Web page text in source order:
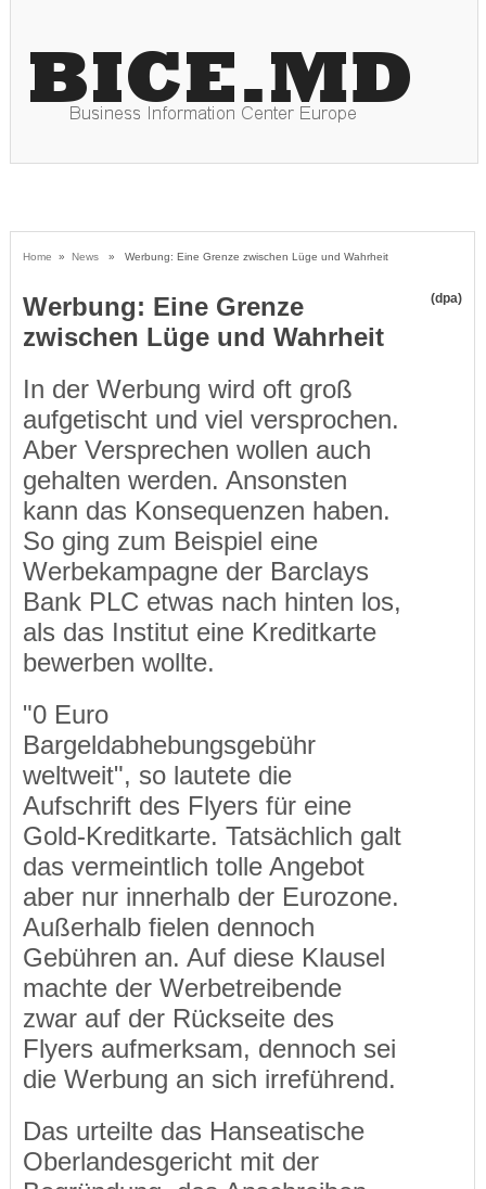
Home » News» Werbung: Eine Grenze zwischen Lüge und Wahrheit
Werbung: Eine Grenze
zwischen Lüge und Wahrheit
(dpa)
In der Werbung wird oft groß
aufgetischt und viel versprochen.
Aber Versprechen wollen auch
gehalten werden. Ansonsten
kann das Konsequenzen haben.
So ging zum Beispiel eine
Werbekampagne der Barclays
Bank PLC etwas nach hinten los,
als das Institut eine Kreditkarte
bewerben wollte.
"0 Euro
Bargeldabhebungsgebühr
weltweit", so lautete die
Aufschrift des Flyers für eine
Gold-Kreditkarte. Tatsächlich galt
das vermeintlich tolle Angebot
aber nur innerhalb der Eurozone.
Außerhalb fielen dennoch
Gebühren an. Auf diese Klausel
machte der Werbetreibende
zwar auf der Rückseite des
Flyers aufmerksam, dennoch sei
die Werbung an sich irreführend.
Das urteilte das Hanseatische
Oberlandesgericht mit der